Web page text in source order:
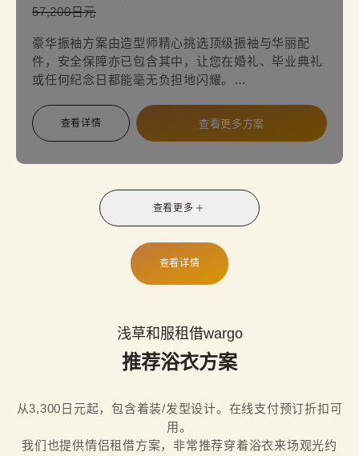
57,200日元
豪华振袖方案由造型师精心挑选顶级振袖与华丽配
件，安全保障亦已包含其中，让您在婚礼、毕业典礼
或任何纪念日都能毫无负担地闪耀。
套装内容：振袖、正式带、带揚/带締、内衬、足袋、
草履、手包以及专业着装服务。
查看详情 查看更多方案
查看更多
查看详情
浅草和服租借wargo
推荐浴衣方案
从3,300日元起，包含着装/发型设计。在线支付预订折扣可
用。
我们也提供情侣租借方案，非常推荐穿着浴衣来场观光约